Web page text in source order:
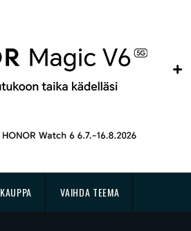
KAUPPA VAIHDA TEEMA